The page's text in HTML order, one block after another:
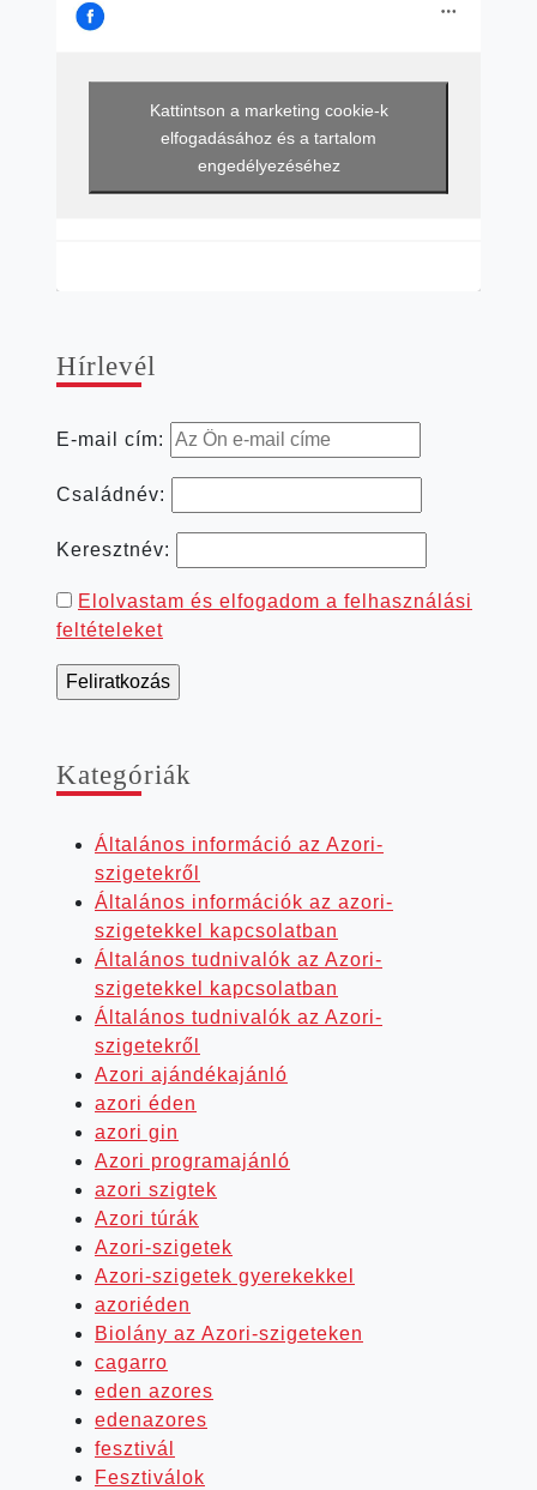
Kattintson a marketing cookie-k
elfogadásához és a tartalom
engedélyezéséhez
Hír­le­vél
E-mail cím:
Családnév:
Keresztnév:
Elolvastam és elfogadom a felhasználási
feltételeket
Kate­gó­ri­ák
Általános információ az Azori-
szigetekről
Általános információk az azori-
szigetekkel kapcsolatban
Általános tudnivalók az Azori-
szigetekkel kapcsolatban
Általános tudnivalók az Azori-
szigetekről
Azori ajándékajánló
azori éden
azori gin
Azori programajánló
azori szigtek
Azori túrák
Azori-szigetek
Azori-szigetek gyerekekkel
azoriéden
Biolány az Azori-szigeteken
cagarro
eden azores
edenazores
fesztivál
Fesztiválok